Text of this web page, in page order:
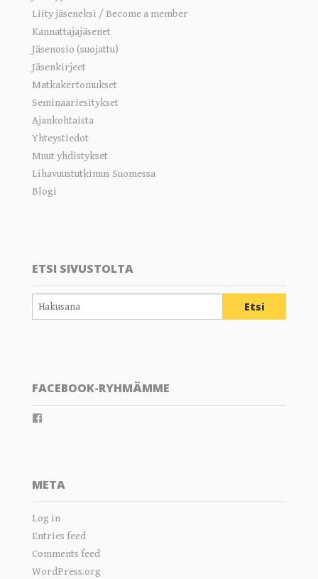
Liity jäseneksi / Become a member
Kannattajajäsenet
Jäsenosio (suojattu)
Jäsenkirjeet
Matkakertomukset
Seminaariesitykset
Ajankohtaista
Yhteystiedot
Muut yhdistykset
Lihavuustutkimus Suomessa
Blogi
ETSI SIVUSTOLTA
FACEBOOK-RYHMÄMME
META
Log in
Entries feed
Comments feed
WordPress.org